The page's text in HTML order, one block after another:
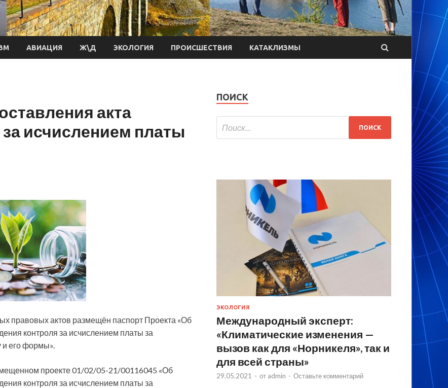
АВИАЦИЯ Ж\Д ЭКОЛОГИЯ ПРОИСШЕСТВИЯ КАТАКЛИЗМЫ
акта
исчислением платы
правовых актов размещён паспорт Проекта «Об
контроля за исчислением платы за
его формы».
проекте 01/02/05-21/00116045 «Об
контроля за исчислением платы за
ПОИСК
ЭКОЛОГИЯ
Международный эксперт:
«Климатические изменения —
вызов как для «Норникеля», так и
для всей страны»
29.05.2021 - от admin - Оставьте комментарий